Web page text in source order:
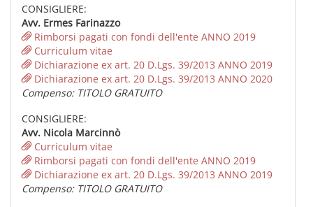
CONSIGLIERE:
Avv. Ermes Farinazzo
Rimborsi pagati con fondi dell'ente ANNO 2019
Curriculum vitae
Dichiarazione ex art. 20 D.Lgs. 39/2013 ANNO 2019
Dichiarazione ex art. 20 D.Lgs. 39/2013 ANNO 2020
Compenso: TITOLO GRATUITO
CONSIGLIERE:
Avv. Nicola Marcinnò
Curriculum vitae
Rimborsi pagati con fondi dell'ente ANNO 2019
Dichiarazione ex art. 20 D.Lgs. 39/2013 ANNO 2019
Compenso: TITOLO GRATUITO